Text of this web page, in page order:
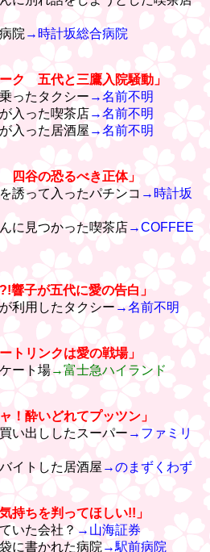
院 →時計坂総合病院
ク 五代と三鷹入院騒動」
ったタクシー →名前不明
入った喫茶店→名前不明
入った居酒屋 →名前不明
谷の恐るべき正体」
誘って入ったパチンコ →時計坂
に見つかった喫茶店→COFFEE
響子が五代に愛の告白」
利用したタクシー →名前不明
トリンクは愛の戦場」
ート場→富士急ハイランド
！酔いどれてプッツン」
い出ししたスーパー →ファミリ
イトした居酒屋 →のまずくわず
持ちを判ってほしい!!」
いた会社？ →山海証券
に書かれた病院 →駅前病院